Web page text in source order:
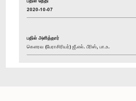
2020-10-07
பதில் அளித்தார்
கௌரவ (பேராசிரியர்) ஜீ.எல். பீரிஸ், பா.உ.